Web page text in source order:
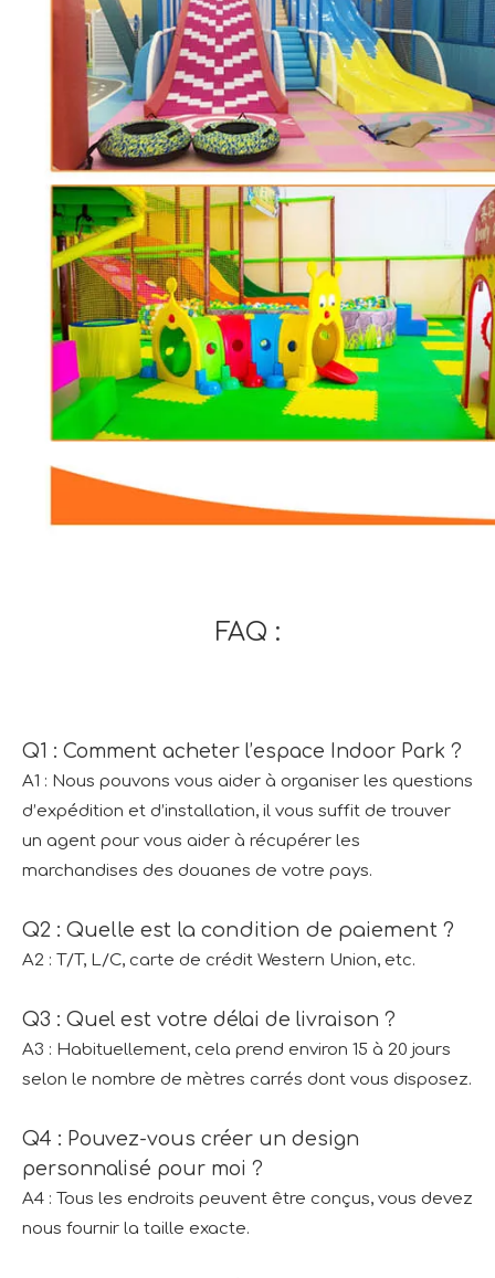
FAQ :
Q1 : Comment acheter l’espace Indoor Park ?
A1 : Nous pouvons vous aider à organiser les questions
d’expédition et d’installation, il vous suffit de trouver
un agent pour vous aider à récupérer les
marchandises des douanes de votre pays.
Q2 : Quelle est la condition de paiement ?
A2 : T/T, L/C, carte de crédit Western Union, etc.
Q3 : Quel est votre délai de livraison ?
A3 : Habituellement, cela prend environ 15 à 20 jours
selon le nombre de mètres carrés dont vous disposez.
Q4 : Pouvez-vous créer un design
personnalisé pour moi ?
A4 : Tous les endroits peuvent être conçus, vous devez
nous fournir la taille exacte.